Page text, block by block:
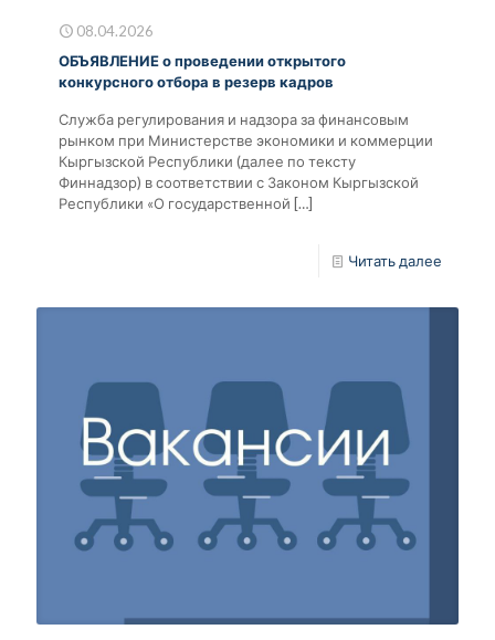
08.04.2026
ОБЪЯВЛЕНИЕ о проведении открытого
конкурсного отбора в резерв кадров
Служба регулирования и надзора за финансовым
рынком при Министерстве экономики и коммерции
Кыргызской Республики (далее по тексту
Финнадзор) в соответствии с Законом Кыргызской
Республики «О государственной […]
Читать далее